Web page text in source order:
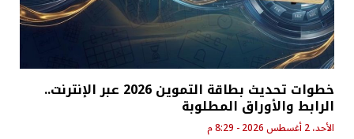
خطوات تحديث بطاقة التموين 2026 عبر الإنترنت..
الرابط والأوراق المطلوبة
الأحد، 2 أغسطس 2026 - 8:29 م